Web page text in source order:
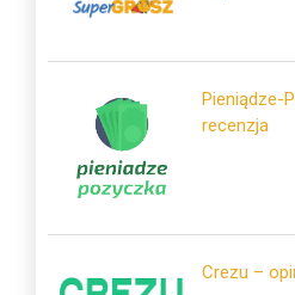
Pieniądze-
recenzja
Crezu –